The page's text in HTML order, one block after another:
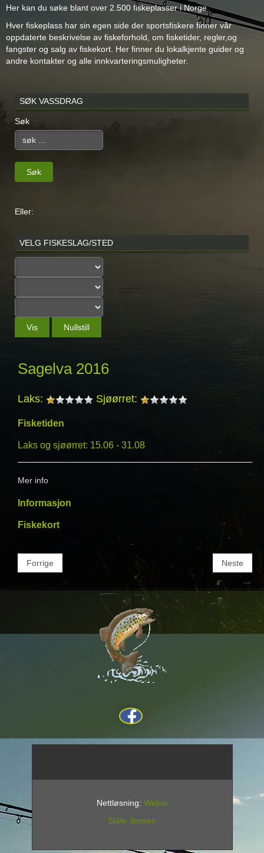
Her kan du søke blant over 2.500 fiskeplasser i Norge.
Hver fiskeplass har sin egen side der sportsfiskere finner vår
oppdaterte beskrivelse av fiskeforhold, om fisketider, regler,og
fangster og salg av fiskekort. Her finner du lokalkjente guider og
andre kontakter og alle innkvarteringsmuligheter.
SØK VASSDRAG
Søk
Søk
Eller:
VELG FISKESLAG/STED
Sagelva 2016
Laks: Sjøørret:
Fisketiden
Laks og sjøørret: 15.06 - 31.08
Mer info
Informasjon
Fiskekort
Forrige Neste
Nettløsning: Webio
Ståle Jensen